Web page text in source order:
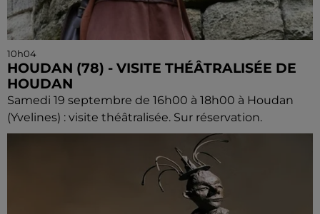
10h04
HOUDAN (78) - VISITE THÉÂTRALISÉE DE
HOUDAN
Samedi 19 septembre de 16h00 à 18h00 à Houdan
(Yvelines) : visite théâtralisée. Sur réservation.